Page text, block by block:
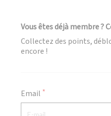
Vous êtes déjà membre ?
Collectez des points,
encore !
Email